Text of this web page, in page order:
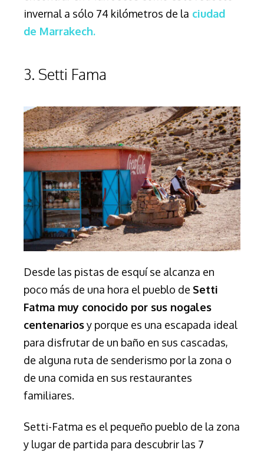
invernal a sólo 74 kilómetros de la ciudad
de Marrakech.
3. Setti Fama
Desde las pistas de esquí se alcanza en
poco más de una hora el pueblo de Setti
Fatma muy conocido por sus nogales
centenariosy porque es una escapada ideal
para disfrutar de un baño en sus cascadas,
de alguna ruta de senderismo por la zona o
de una comida en sus restaurantes
familiares.
Setti-Fatma es el pequeño pueblo de la zona
y lugar de partida para descubrir las 7